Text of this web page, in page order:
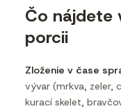
Čo nájdete
porcii
Zloženie v čase
vývar (mrkva, zeler,
kurací skelet,